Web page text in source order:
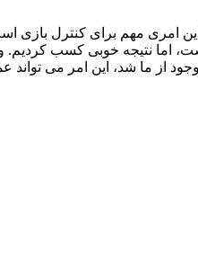
اما نتیجه خوبی کسب کردیم.